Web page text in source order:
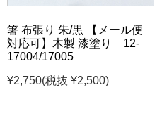
箸 布張り 朱/黒 【メール便
対応可】木製 漆塗り 12-
17004/17005
¥2,750(税抜 ¥2,500)